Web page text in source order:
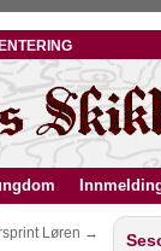
Løren →